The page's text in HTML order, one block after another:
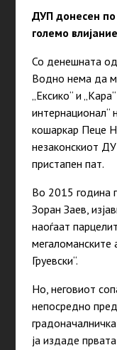
ДУП донесен по
големо влијание
Со денешната
Водно нема да
„Ексико“ и
интернационал“
кошаркар Пеце
незаконскиот
пристапен пат.
Во 2015 година
Зоран Заев,
наоѓаат
Груевски“.
Но, неговиот
непосредно
ја издаде